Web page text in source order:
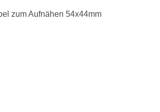
zum Aufnähen 54x44mm